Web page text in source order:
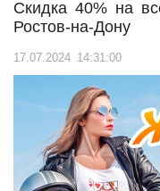
Скидка 40% на
Ростов-на-Дону
17.07.2024 14:31:00